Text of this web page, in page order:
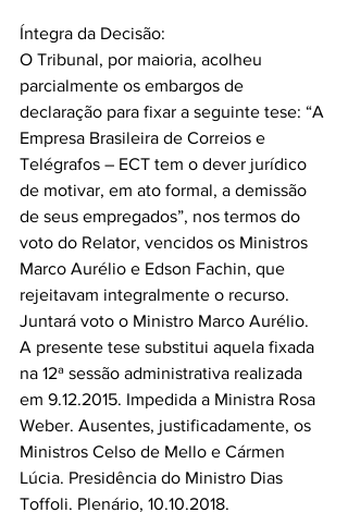
Íntegra da Decisão:
O Tribunal, por maioria, acolheu
parcialmente os embargos de
declaração para fixar a seguinte tese: “A
Empresa Brasileira de Correios e
Telégrafos – ECT tem o dever jurídico
de motivar, em ato formal, a demissão
de seus empregados”, nos termos do
voto do Relator, vencidos os Ministros
Marco Aurélio e Edson Fachin, que
rejeitavam integralmente o recurso.
Juntará voto o Ministro Marco Aurélio.
A presente tese substitui aquela fixada
na 12ª sessão administrativa realizada
em 9.12.2015. Impedida a Ministra Rosa
Weber. Ausentes, justificadamente, os
Ministros Celso de Mello e Cármen
Lúcia. Presidência do Ministro Dias
Toffoli. Plenário, 10.10.2018.